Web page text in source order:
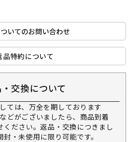
いてのお問い合わせ
品特約について
交換について
ては、万全を期しております
どがございましたら、商品到着
ください。返品・交換につきまし
・未使用に限り可能です。